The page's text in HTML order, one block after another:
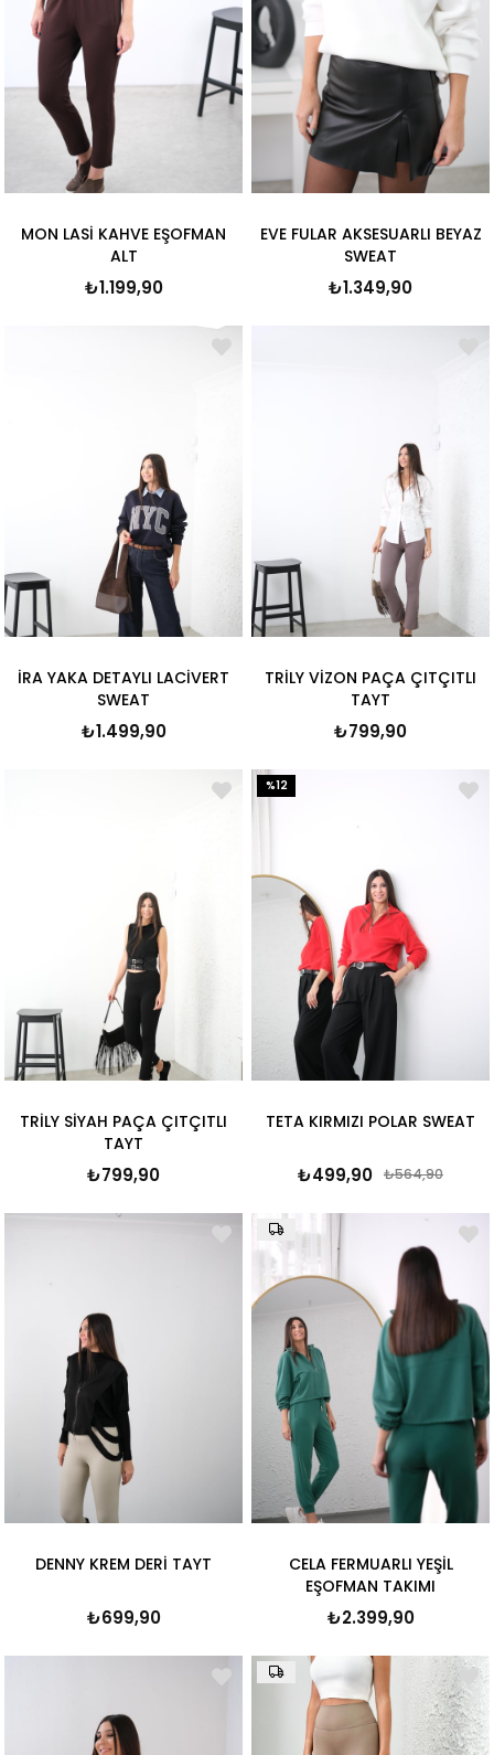
MON LASİ KAHVE EŞOFMAN
ALT
₺1.199,90
EVE FULAR AKSESUARLI BEYAZ
SWEAT
₺1.349,90
İRA YAKA DETAYLI LACİVERT
SWEAT
₺1.499,90
TRİLY VİZON PAÇA ÇITÇITLI
TAYT
₺799,90
TRİLY SİYAH PAÇA ÇITÇITLI
TAYT
₺799,90
TETA KIRMIZI POLAR SWEAT
₺499,90 ₺564,90
%12
DENNY KREM DERİ TAYT
₺699,90
CELA FERMUARLI YEŞİL
EŞOFMAN TAKIMI
₺2.399,90